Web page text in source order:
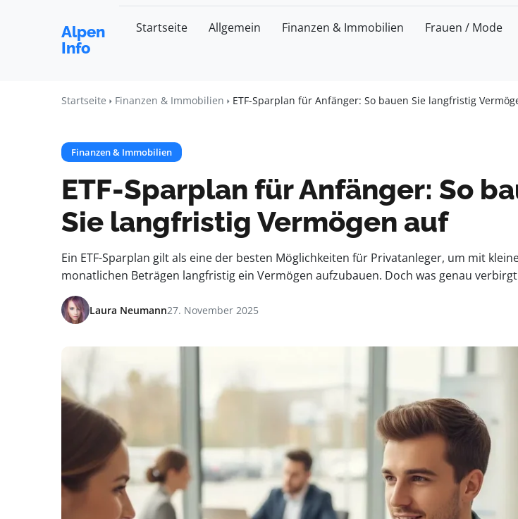
Alpen
Info
Startseite Allgemein Finanzen & Immobilien Frauen / Mode
Startseite Finanzen & Immobilien ETF-Sparplan für Anfänger: So bauen Sie langfristig
Finanzen & Immobilien
ETF-Sparplan für Anfänger: So
Sie langfristig Vermögen auf
Ein ETF-Sparplan gilt als eine der besten Möglichkeiten für Privatanleger, um mit
monatlichen Beträgen langfristig ein Vermögen aufzubauen. Doch was genau
Laura Neumann27. November 2025